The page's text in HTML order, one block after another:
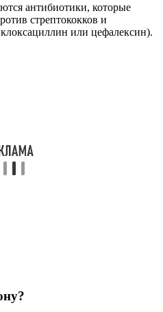
антибиотики, которые
стрептококков и
или цефалексин).